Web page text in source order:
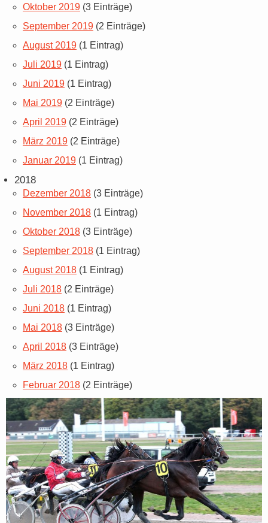
Oktober 2019 (3 Einträge)
September 2019 (2 Einträge)
August 2019 (1 Eintrag)
Juli 2019 (1 Eintrag)
Juni 2019 (1 Eintrag)
Mai 2019 (2 Einträge)
April 2019 (2 Einträge)
März 2019 (2 Einträge)
Januar 2019 (1 Eintrag)
2018
Dezember 2018 (3 Einträge)
November 2018 (1 Eintrag)
Oktober 2018 (3 Einträge)
September 2018 (1 Eintrag)
August 2018 (1 Eintrag)
Juli 2018 (2 Einträge)
Juni 2018 (1 Eintrag)
Mai 2018 (3 Einträge)
April 2018 (3 Einträge)
März 2018 (1 Eintrag)
Februar 2018 (2 Einträge)